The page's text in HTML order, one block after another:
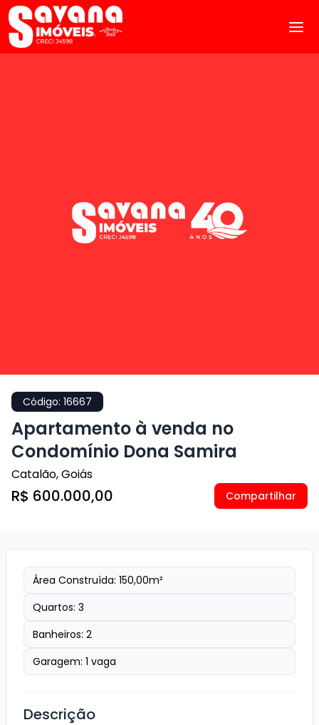
Código: 16667
Apartamento à venda no
Condomínio Dona Samira
Catalão,Goiás
R$ 600.000,00 Compartilhar
Área Construída: 150,00m²
Quartos: 3
Banheiros: 2
Garagem: 1 vaga
Descrição